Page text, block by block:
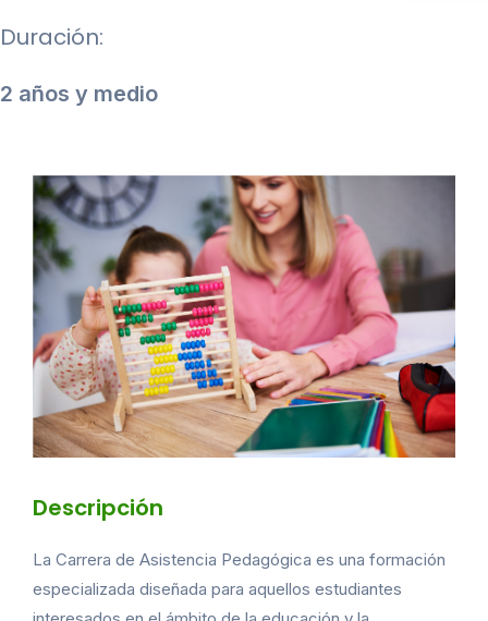
Duración:
2 años y medio
Descripción
La Carrera de Asistencia Pedagógica es una formación
especializada diseñada para aquellos estudiantes